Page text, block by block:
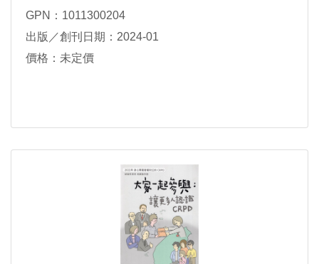
GPN：1011300204
出版／創刊日期：2024-01
價格：未定價